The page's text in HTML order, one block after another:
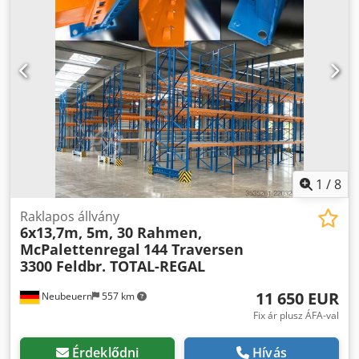
1 /8
Neubeuern 557 km
Raklapos állvány
6x13,7m, 5m, 30 Rahmen,
McPalettenregal 144 Traversen
3300 Feldbr. TOTAL-REGAL
11 650 EUR
Fix ár plusz ÁFA-val
Érdeklődni Hívás